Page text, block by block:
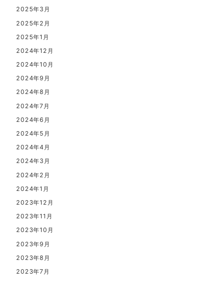
2025年3月
2025年2月
2025年1月
2024年12月
2024年10月
2024年9月
2024年8月
2024年7月
2024年6月
2024年5月
2024年4月
2024年3月
2024年2月
2024年1月
2023年12月
2023年11月
2023年10月
2023年9月
2023年8月
2023年7月